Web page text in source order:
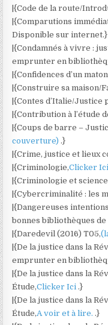
|{Code de la route/
|{Comparutions
Disponible sur internet.}
|{Condamnés à vivre :
emprunter en
|{Confidences d’un
|{Construire sa maison/
|{Contes d’Italie/Justice
|{Contribution à l’étude
|{Coups de barre –
couverture) .}
|{Crime, justice et lieux
|{Criminologie,Clicker Ici
|{Criminologie et
|{Cybercriminalité : les
|{Dangereuses
bonnes bibliothèques
|{Daredevil (2016) T05,
|{De la justice dans la
emprunter en
|{De la justice dans la
Étude,Clicker Ici .}
|{De la justice dans la
Étude,A voir et à lire. .}